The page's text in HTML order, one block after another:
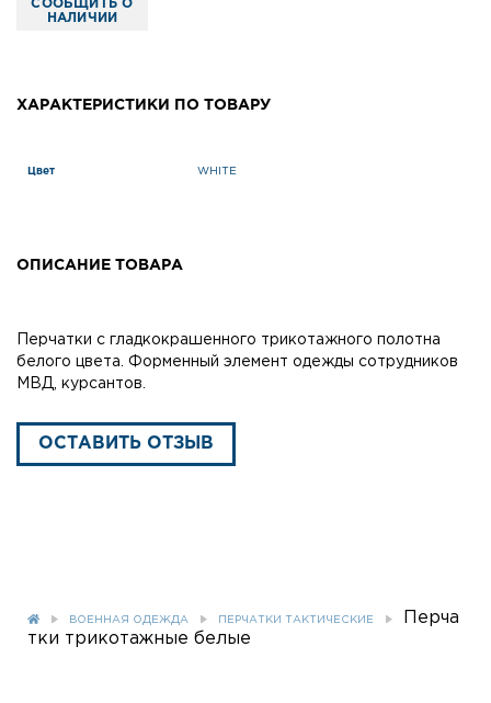
СООБЩИТЬ О
НАЛИЧИИ
ХАРАКТЕРИСТИКИ ПО ТОВАРУ
Цвет WHITE
ОПИСАНИЕ ТОВАРА
Перчатки с гладкокрашенного трикотажного полотна
белого цвета. Форменный элемент одежды сотрудников
МВД, курсантов.
ОСТАВИТЬ ОТЗЫВ
ВОЕННАЯ ОДЕЖДА ПЕРЧАТКИ ТАКТИЧЕСКИЕ
Перча
тки трикотажные белые